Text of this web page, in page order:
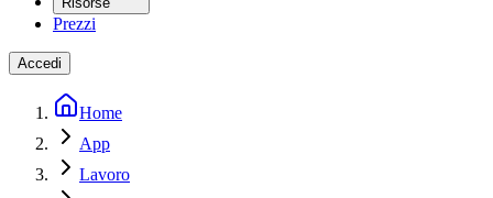
Prezzi
Accedi
Home
App
Lavoro